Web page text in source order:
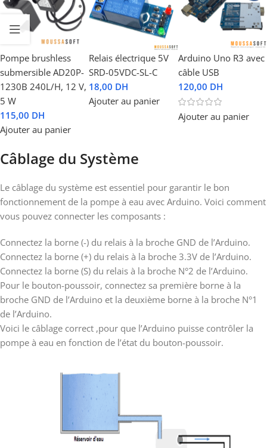
Pompe brushless
submersible AD20P-
1230B 240L/H, 12 V,
5 W
115,00 DH
Ajouter au panier
Relais électrique 5V
SRD-05VDC-SL-C
18,00 DH
Ajouter au panier
Arduino Uno R3 avec
câble USB
120,00 DH
Ajouter au panier
Câblage du Système
Le câblage du système est essentiel pour garantir le bon
fonctionnement de la pompe à eau avec Arduino. Voici comment
vous pouvez connecter les composants :
Connectez la borne (-) du relais à la broche GND de l’Arduino.
Connectez la borne (+) du relais à la broche 3.3V de l’Arduino.
Connectez la borne (S) du relais à la broche N°2 de l’Arduino.
Pour le bouton-poussoir, connectez sa première borne à la
broche GND de l’Arduino et la deuxième borne à la broche N°1
de l’Arduino.
Voici le câblage correct ,pour que l’Arduino puisse contrôler la
pompe à eau en fonction de l’état du bouton-poussoir.